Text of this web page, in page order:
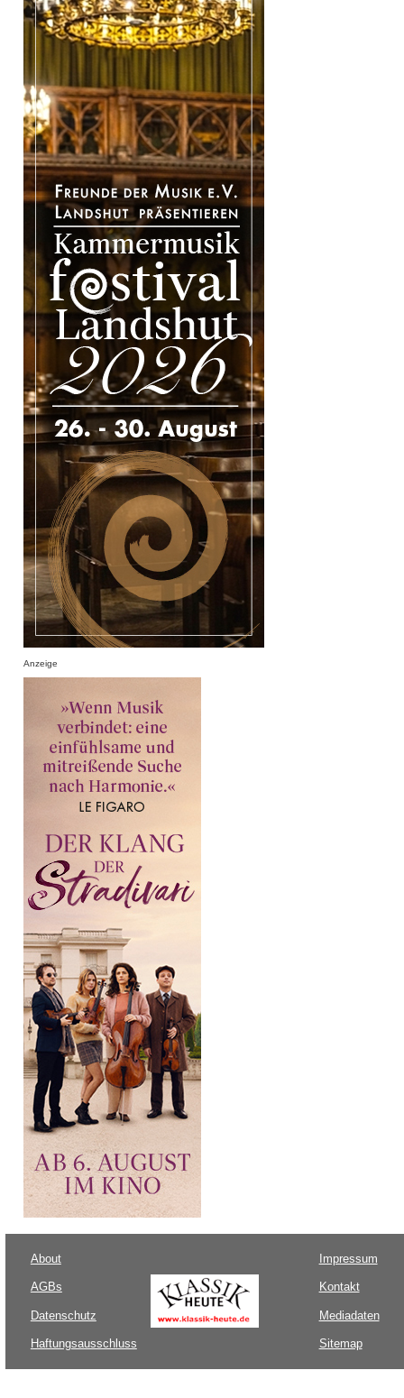
Anzeige
About
AGBs
Datenschutz
Haftungsausschluss
Impressum
Kontakt
Mediadaten
Sitemap